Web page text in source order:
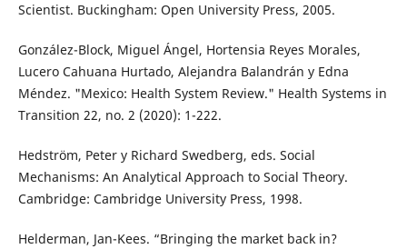
Scientist. Buckingham: Open University Press, 2005.
González-Block, Miguel Ángel, Hortensia Reyes Morales,
Lucero Cahuana Hurtado, Alejandra Balandrán y Edna
Méndez. "Mexico: Health System Review." Health Systems in
Transition 22, no. 2 (2020): 1-222.
Hedström, Peter y Richard Swedberg, eds. Social
Mechanisms: An Analytical Approach to Social Theory.
Cambridge: Cambridge University Press, 1998.
Helderman, Jan-Kees. “Bringing the market back in?